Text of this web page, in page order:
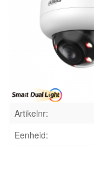
Artikelnr:
Eenheid: